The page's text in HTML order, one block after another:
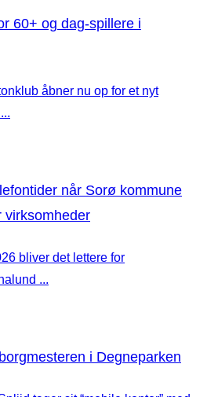
60+ og dag-spillere i
åbner nu op for et nyt
når Sorø kommune
virksomheder
bliver det lettere for
...
i Degneparken